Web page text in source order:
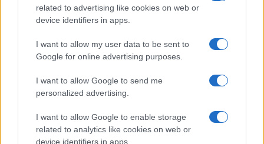
related to advertising like cookies on web or
device identifiers in apps.
I want to allow my user data to be sent to
Google for online advertising purposes.
I want to allow Google to send me
personalized advertising.
I want to allow Google to enable storage
related to analytics like cookies on web or
device identifiers in apps.